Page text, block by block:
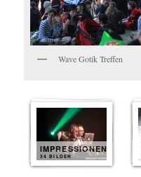
Wave Gotik Treffen
IMPRESSIONEN
34 BILDER